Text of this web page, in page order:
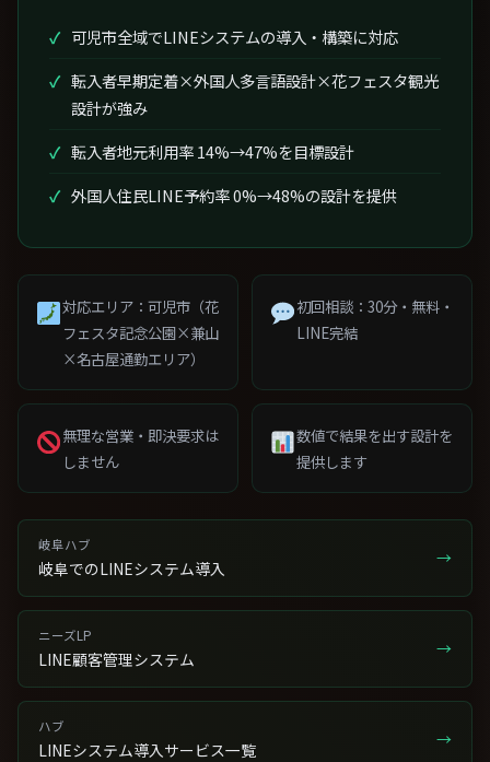
可児市全域でLINEシステムの導入・構築に対応
転入者早期定着×外国人多言語設計×花フェスタ観光
設計が強み
転入者地元利用率 14%→47%を目標設計
外国人住民LINE予約率 0%→48%の設計を提供
対応エリア：可児市（花
フェスタ記念公園×兼山
×名古屋通勤エリア）
初回相談：30分・無料・
LINE完結
無理な営業・即決要求は
しません
数値で結果を出す設計を
提供します
岐阜ハブ
岐阜でのLINEシステム導入 →
ニーズLP
LINE顧客管理システム →
ハブ
LINEシステム導入サービス一覧 →